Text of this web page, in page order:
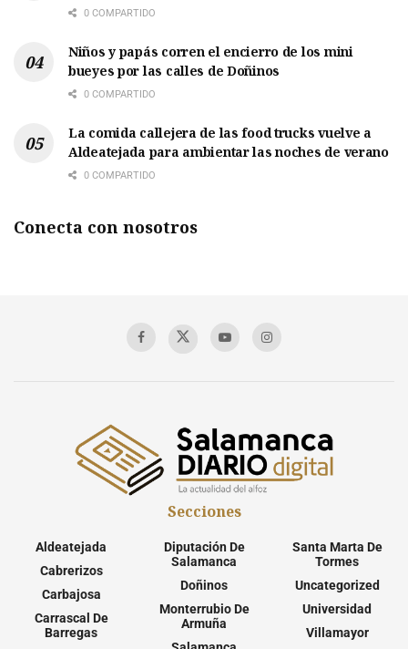
0 COMPARTIDO
Niños y papás corren el encierro de los mini
bueyes por las calles de Doñinos
0 COMPARTIDO
La comida callejera de las food trucks vuelve a
Aldeatejada para ambientar las noches de verano
0 COMPARTIDO
Conecta con nosotros
Secciones
Aldeatejada
Cabrerizos
Carbajosa
Carrascal De
Barregas
Diputación De
Salamanca
Doñinos
Monterrubio De
Armuña
Santa Marta De
Tormes
Uncategorized
Universidad
Villamayor